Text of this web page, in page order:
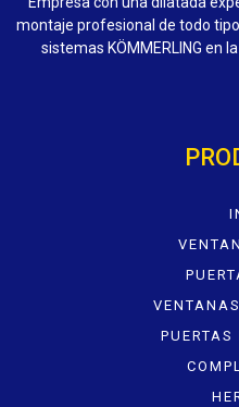
montaje profesional de todo
sistemas KÖMMERLING en